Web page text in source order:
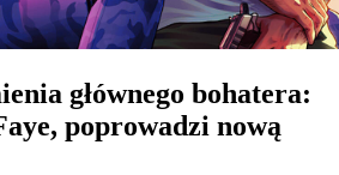
głównego bohatera:
poprowadzi nową